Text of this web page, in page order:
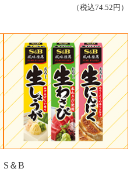
（税込74.52円）
S＆B